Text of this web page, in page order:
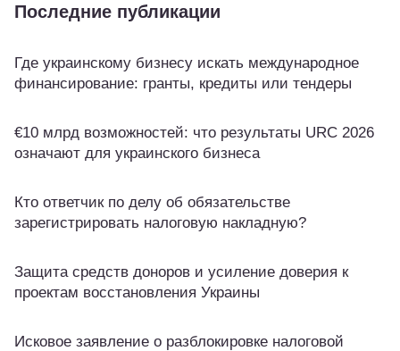
Последние публикации
Где украинскому бизнесу искать международное
финансирование: гранты, кредиты или тендеры
€10 млрд возможностей: что результаты URC 2026
означают для украинского бизнеса
Кто ответчик по делу об обязательстве
зарегистрировать налоговую накладную?
Защита средств доноров и усиление доверия к
проектам восстановления Украины
Исковое заявление о разблокировке налоговой